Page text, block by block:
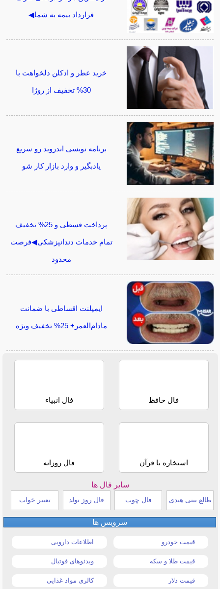
قرارداد بیمه به شما◀
خرید عطر و ادکلن دلخواهت با
30% تخفیف از روژا
برنامه نویسی اندروید رو سریع
یادبگیر و وارد بازار کار شو
پرداخت قسطی و 25% تخفیف
تمام خدمات دندانپزشکی◀فرصت
محدود
ایمپلنت اقساطی با ضمانت
مادام‌العمر+ 25% تخفیف ویژه
فال حافظ فال انبیاء
استخاره با قرآن فال روزانه
سایر فال ها
طالع بینی هندی فال چوب فال روز تولد تعبیر خواب
سرویس ها
قیمت خودرو اطلاعات دارویی
قیمت طلا و سکه ویدئوهای فوتبال
قیمت دلار کالری مواد غذایی